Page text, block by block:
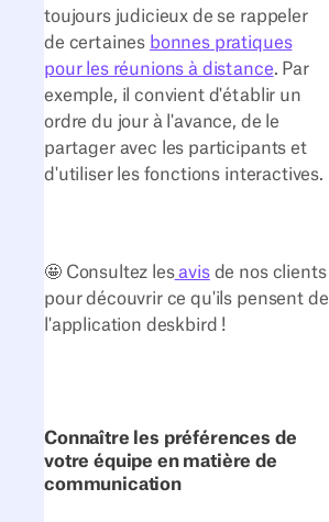
toujours judicieux de se rappeler
de certaines bonnes pratiques
pour les réunions à distance. Par
exemple, il convient d'établir un
ordre du jour à l'avance, de le
partager avec les participants et
d'utiliser les fonctions interactives.
🤩 Consultez lesavisde nos clients
pour découvrir ce qu'ils pensent de
l'application deskbird !
Connaître les préférences de
votre équipe en matière de
communication